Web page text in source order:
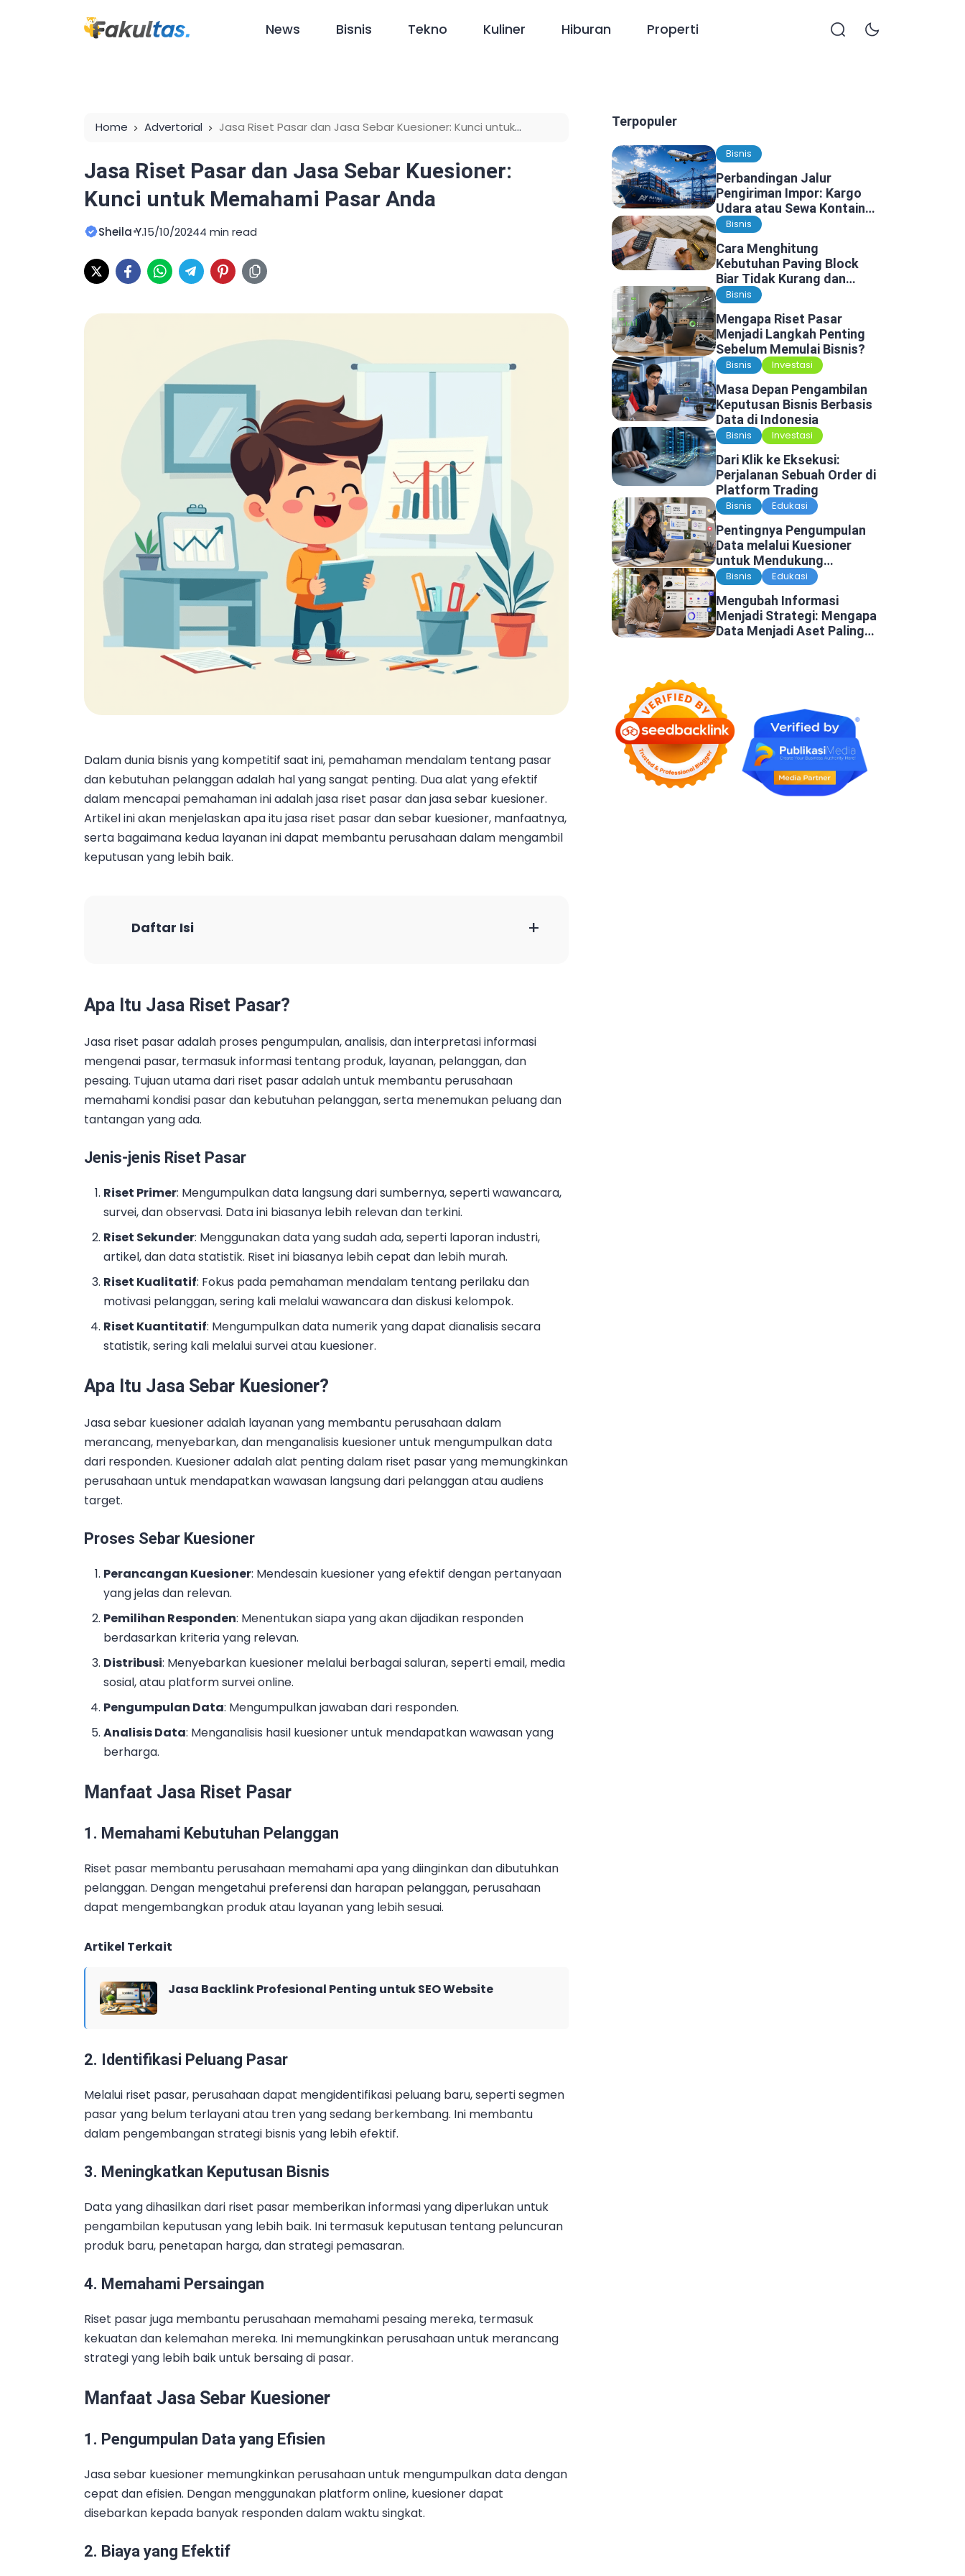
News Bisnis Tekno Kuliner Hiburan Properti
Home Advertorial
Jasa Riset Pasar dan Jasa Sebar Kuesioner: Kunci untuk
Jasa Riset Pasar dan Jasa Sebar Kuesioner:
Kunci untuk Memahami Pasar Anda
Sheila Y.15/10/20244 min read
Dalam dunia bisnis yang kompetitif saat ini, pemahaman mendalam tentang pasar
dan kebutuhan pelanggan adalah hal yang sangat penting. Dua alat yang efektif
dalam mencapai pemahaman ini adalah jasa riset pasar dan jasa sebar kuesioner.
Artikel ini akan menjelaskan apa itu jasa riset pasar dan sebar kuesioner, manfaatnya,
serta bagaimana kedua layanan ini dapat membantu perusahaan dalam mengambil
keputusan yang lebih baik.
Daftar Isi +
Apa Itu Jasa Riset Pasar?
Jasa riset pasar adalah proses pengumpulan, analisis, dan interpretasi informasi
mengenai pasar, termasuk informasi tentang produk, layanan, pelanggan, dan
pesaing. Tujuan utama dari riset pasar adalah untuk membantu perusahaan
memahami kondisi pasar dan kebutuhan pelanggan, serta menemukan peluang dan
tantangan yang ada.
Jenis-jenis Riset Pasar
Riset Primer: Mengumpulkan data langsung dari sumbernya, seperti wawancara,
survei, dan observasi. Data ini biasanya lebih relevan dan terkini.
Riset Sekunder: Menggunakan data yang sudah ada, seperti laporan industri,
artikel, dan data statistik. Riset ini biasanya lebih cepat dan lebih murah.
Riset Kualitatif: Fokus pada pemahaman mendalam tentang perilaku dan
motivasi pelanggan, sering kali melalui wawancara dan diskusi kelompok.
Riset Kuantitatif: Mengumpulkan data numerik yang dapat dianalisis secara
statistik, sering kali melalui survei atau kuesioner.
Apa Itu Jasa Sebar Kuesioner?
Jasa sebar kuesioner adalah layanan yang membantu perusahaan dalam
merancang, menyebarkan, dan menganalisis kuesioner untuk mengumpulkan data
dari responden. Kuesioner adalah alat penting dalam riset pasar yang memungkinkan
perusahaan untuk mendapatkan wawasan langsung dari pelanggan atau audiens
target.
Proses Sebar Kuesioner
Perancangan Kuesioner: Mendesain kuesioner yang efektif dengan pertanyaan
yang jelas dan relevan.
Pemilihan Responden: Menentukan siapa yang akan dijadikan responden
berdasarkan kriteria yang relevan.
Distribusi: Menyebarkan kuesioner melalui berbagai saluran, seperti email, media
sosial, atau platform survei online.
Pengumpulan Data: Mengumpulkan jawaban dari responden.
Analisis Data: Menganalisis hasil kuesioner untuk mendapatkan wawasan yang
berharga.
Manfaat Jasa Riset Pasar
1. Memahami Kebutuhan Pelanggan
Riset pasar membantu perusahaan memahami apa yang diinginkan dan dibutuhkan
pelanggan. Dengan mengetahui preferensi dan harapan pelanggan, perusahaan
dapat mengembangkan produk atau layanan yang lebih sesuai.
Artikel Terkait
Jasa Backlink Profesional Penting untuk SEO Website
2. Identifikasi Peluang Pasar
Melalui riset pasar, perusahaan dapat mengidentifikasi peluang baru, seperti segmen
pasar yang belum terlayani atau tren yang sedang berkembang. Ini membantu
dalam pengembangan strategi bisnis yang lebih efektif.
3. Meningkatkan Keputusan Bisnis
Data yang dihasilkan dari riset pasar memberikan informasi yang diperlukan untuk
pengambilan keputusan yang lebih baik. Ini termasuk keputusan tentang peluncuran
produk baru, penetapan harga, dan strategi pemasaran.
4. Memahami Persaingan
Riset pasar juga membantu perusahaan memahami pesaing mereka, termasuk
kekuatan dan kelemahan mereka. Ini memungkinkan perusahaan untuk merancang
strategi yang lebih baik untuk bersaing di pasar.
Manfaat Jasa Sebar Kuesioner
1. Pengumpulan Data yang Efisien
Jasa sebar kuesioner memungkinkan perusahaan untuk mengumpulkan data dengan
cepat dan efisien. Dengan menggunakan platform online, kuesioner dapat
disebarkan kepada banyak responden dalam waktu singkat.
2. Biaya yang Efektif
Terpopuler
Bisnis
Perbandingan Jalur
Pengiriman Impor: Kargo
Udara atau Sewa Kontainer
Kargo Laut, Mana yang
Bisnis
Cara Menghitung
Kebutuhan Paving Block
Biar Tidak Kurang dan
Tidak Kelebihan
Bisnis
Mengapa Riset Pasar
Menjadi Langkah Penting
Sebelum Memulai Bisnis?
Bisnis Investasi
Masa Depan Pengambilan
Keputusan Bisnis Berbasis
Data di Indonesia
Bisnis Investasi
Dari Klik ke Eksekusi:
Perjalanan Sebuah Order di
Platform Trading
Bisnis Edukasi
Pentingnya Pengumpulan
Data melalui Kuesioner
untuk Mendukung
Penelitian dan Pengambilan
Bisnis Edukasi
Mengubah Informasi
Menjadi Strategi: Mengapa
Data Menjadi Aset Paling